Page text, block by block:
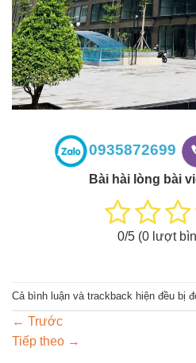
0935872699
Bài hài lòng bài
0/5 (0lượt
Cả bình luận và trackback hiện đều bị
← Trước
Tiếp theo →